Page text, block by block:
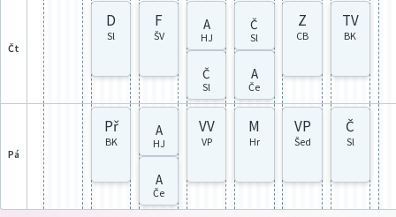
čt
D
Sl
F
ŠV
A
HJ
Č
Sl
Č
Sl
A
Če
Z
CB
TV
BK
pá
Př
BK
A
HJ
A
Če
VV
VP
M
Hr
VP
Šed
Č
Sl